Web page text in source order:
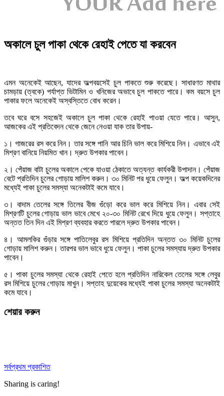
অকালে চুল পাকা থেকে রেহাই পেতে যা করবেন
এমন অনেকেই আছেন, যাদের অল্পবয়সেই চুল পাকতে শুরু করেছে। সাধারণত মাথার
চামড়ায় (ত্বকে) পর্যাপ্ত ভিটামিন ও খনিজের অভাবে চুল পাকতে পারে। কম বয়সে চুল
পাকার ফলে অনেকেই অস্বস্তিতে বোধ করেন।
তবে ঘরে বসে সহজেই অকালে চুল পাকা থেকে রেহাই পাওয়া যেতে পারে। আসুন,
আজকের এই প্রতিবেদন থেকে জেনে নেওয়া যাক তার উপায়-
১। গাজরের রস করে নিন। তার সঙ্গে পানি আর চিনি ভাল করে মিশিয়ে নিন। এভাবে এই
মিশ্রণ বানিয়ে নিয়মিত খান। দ্রুত উপকার পাবেন।
২। পেঁয়াজ বাটা চুলের অকালে পেকে যাওয়া ঠেকাতে অত্যন্ত কার্যকরী উপাদান। পেঁয়াজ
বেটে প্রতিদিন চুলের গোড়ায় মালিশ করুন। ৩০ মিনিট পর ধুয়ে ফেলুন। অল্প কয়েকদিনের
মধ্যেই পাকা চুলের সমস্যা অনেকটাই কমে যাবে।
৩। বাদাম তেলের সঙ্গে তিলের বীজ গুঁড়ো করে ভাল করে মিশিয়ে নিন। এবার সেই
মিশ্রণটি চুলের গোড়ায় ভাল ভাবে মেখে ২০-৩০ মিনিট রেখে দিয়ে ধুয়ে ফেলুন। সপ্তাহে
অন্তত তিন দিন এই মিশ্রণ ব্যবহার করতে পারলে দ্রুত উপকার পাবেন।
৪। আমলকির গুঁড়ার সঙ্গে পাতিলেবুর রস মিশিয়ে প্রতিদিন অন্তত ৩০ মিনিট চুলের
গোড়ায় মালিশ করুন। তারপর ভাল ভাবে ধুয়ে ফেলুন। পাকা চুলের সমস্যায় দ্রুত উপকার
পাবেন।
৫। পাকা চুলের সমস্যা থেকে রেহাই পেতে হলে প্রতিদিন নারিকেল তেলের সঙ্গে লেবুর
রস মিশিয়ে চুলের গোড়ায় মাখুন। সপ্তাহ দুয়েকের মধ্যেই পাকা চুলের সমস্যা অনেকটাই
কমে যাবে।
শেয়ার করুন
সর্বপ্রথম প্রকাশিত
Sharing is caring!